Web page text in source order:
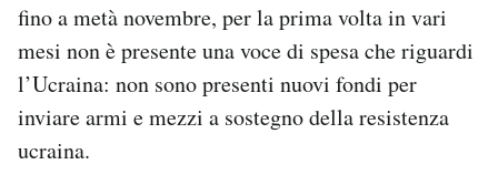
Area Personale
Newsletter
fino a metà novembre, per la prima volta in vari
mesi non è presente una voce di spesa che riguardi
l’Ucraina: non sono presenti nuovi fondi per
inviare armi e mezzi a sostegno della resistenza
ucraina.